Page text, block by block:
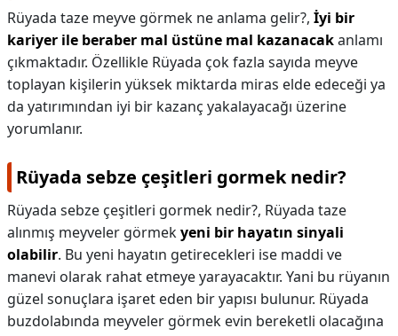
Rüyada taze meyve görmek ne anlama gelir?, İyi bir
kariyer ile beraber mal üstüne mal kazanacakanlamı
çıkmaktadır. Özellikle Rüyada çok fazla sayıda meyve
toplayan kişilerin yüksek miktarda miras elde edeceği ya
da yatırımından iyi bir kazanç yakalayacağı üzerine
yorumlanır.
Rüyada sebze çeşitleri gormek nedir?
Rüyada sebze çeşitleri gormek nedir?, Rüyada taze
alınmış meyveler görmekyeni bir hayatın sinyali
olabilir. Bu yeni hayatın getirecekleri ise maddi ve
manevi olarak rahat etmeye yarayacaktır. Yani bu rüyanın
güzel sonuçlara işaret eden bir yapısı bulunur. Rüyada
buzdolabında meyveler görmek evin bereketli olacağına